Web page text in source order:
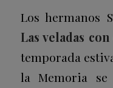
Los hermanos
Las veladas
temporada
la Memoria